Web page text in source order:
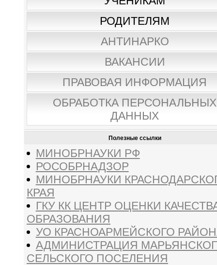
РОДИТЕЛЯМ
АНТИНАРКО
ВАКАНСИИ
ПРАВОВАЯ ИНФОРМАЦИЯ
ОБРАБОТКА ПЕРСОНАЛЬНЫХ
ДАННЫХ
Полезные ссылки
МИНОБРНАУКИ РФ
РОСОБРНАДЗОР
МИНОБРНАУКИ
КРАЯ
ГКУ КК ЦЕНТР ОЦЕНКИ
ОБРАЗОВАНИЯ
УО КРАСНОАРМЕЙСКОГО
АДМИНИСТРАЦИЯ
СЕЛЬСКОГО ПОСЕЛЕНИЯ